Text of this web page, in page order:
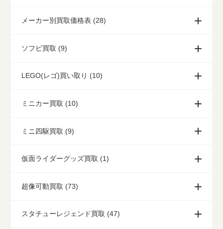
メーカー別買取価格表 (28)
ソフビ買取 (9)
LEGO(レゴ)買い取り (10)
ミニカー買取 (10)
ミニ四駆買取 (9)
仮面ライダーグッズ買取 (1)
超像可動買取 (73)
スタチューレジェンド買取 (47)